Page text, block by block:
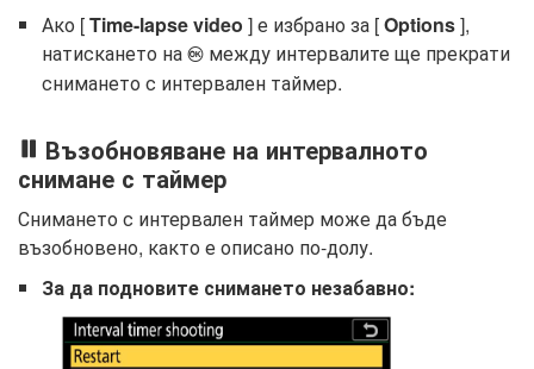
Ако [Time-lapse video ] е избрано за [Options],
натискането на J между интервалите ще прекрати
снимането с интервален таймер.
Възобновяване на интервалното
снимане с таймер
Снимането с интервален таймер може да бъде
възобновено, както е описано по-долу.
За да подновите снимането незабавно: